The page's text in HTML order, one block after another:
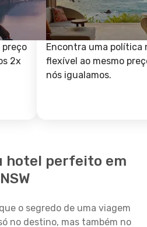
preço
2x
Encontra uma política
flexível ao mesmo
nós igualamos.
hotel perfeito em
o segredo de uma viagem
no destino, mas também no